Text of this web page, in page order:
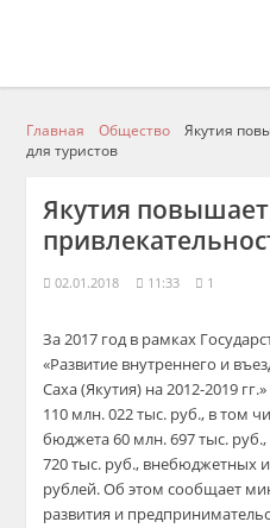
Главная Общество
Якутия
для туристов
Якутия
02.01.2018 11:33 1
За 2017 год в рамках
«Развитие внутреннего и
Саха (Якутия) на 2012-2019
110 млн. 022 тыс. руб., в том
бюджета 60 млн. 697 тыс.
720 тыс. руб., внебюджетных
рублей. Об этом сообщает
развития и